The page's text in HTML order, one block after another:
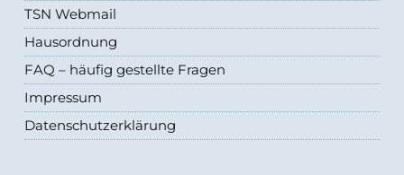
TSN Webmail
Hausordnung
FAQ – häufig gestellte Fragen
Impressum
Datenschutzerklärung